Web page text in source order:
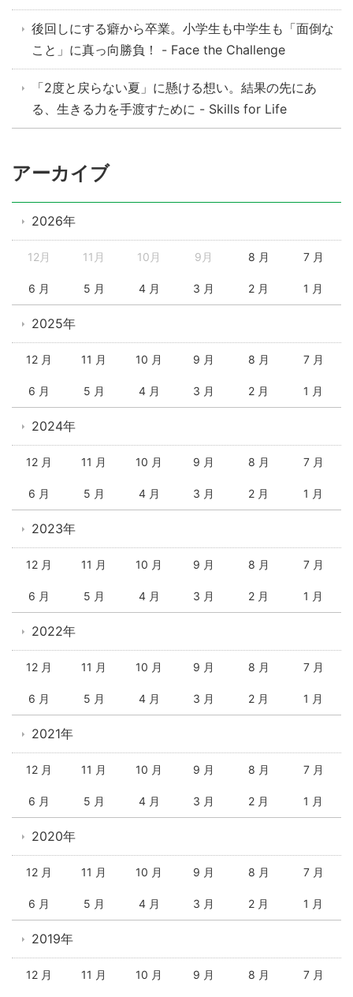
後回しにする癖から卒業。小学生も中学生も「面倒な
こと」に真っ向勝負！ - Face the Challenge
「2度と戻らない夏」に懸ける想い。結果の先にあ
る、生きる力を手渡すために - Skills for Life
アーカイブ
2026年
12月 11月 10月 9月 8 月 7 月
6 月 5 月 4 月 3 月 2 月 1 月
2025年
12 月 11 月 10 月 9 月 8 月 7 月
6 月 5 月 4 月 3 月 2 月 1 月
2024年
12 月 11 月 10 月 9 月 8 月 7 月
6 月 5 月 4 月 3 月 2 月 1 月
2023年
12 月 11 月 10 月 9 月 8 月 7 月
6 月 5 月 4 月 3 月 2 月 1 月
2022年
12 月 11 月 10 月 9 月 8 月 7 月
6 月 5 月 4 月 3 月 2 月 1 月
2021年
12 月 11 月 10 月 9 月 8 月 7 月
6 月 5 月 4 月 3 月 2 月 1 月
2020年
12 月 11 月 10 月 9 月 8 月 7 月
6 月 5 月 4 月 3 月 2 月 1 月
2019年
12 月 11 月 10 月 9 月 8 月 7 月